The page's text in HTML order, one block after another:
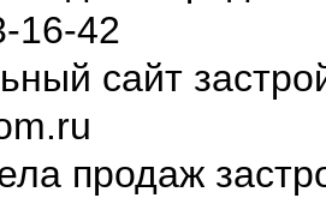
16-42
сайт
продаж